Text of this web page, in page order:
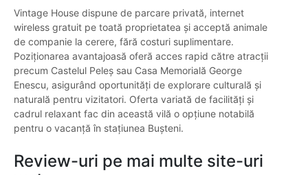
Vintage House dispune de parcare privată, internet
wireless gratuit pe toată proprietatea și acceptă animale
de companie la cerere, fără costuri suplimentare.
Poziționarea avantajoasă oferă acces rapid către atracții
precum Castelul Peleș sau Casa Memorială George
Enescu, asigurând oportunități de explorare culturală și
naturală pentru vizitatori. Oferta variată de facilități și
cadrul relaxant fac din această vilă o opțiune notabilă
pentru o vacanță în stațiunea Bușteni.
Review-uri pe mai multe site-uri